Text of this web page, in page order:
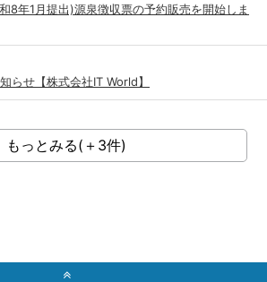
8年1月提出)源泉徴収票の予約販売を開始しま
らせ【株式会社IT World】
もっとみる(＋3件)